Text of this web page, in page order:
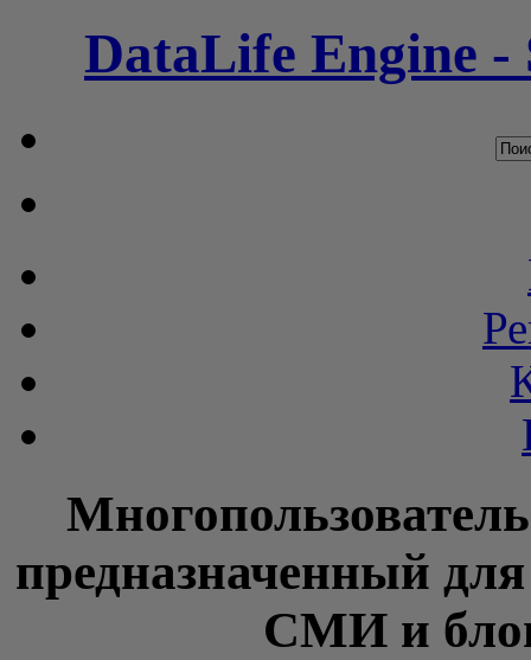
DataLife Engine -
предназначенный
СМИ и